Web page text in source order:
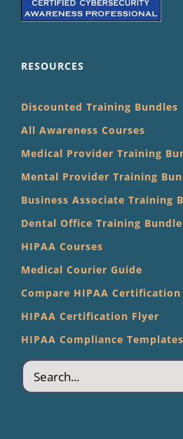
RESOURCES
Discounted Training Bundles
All Awareness Courses
Medical Provider Training
Mental Provider Training
Business Associate Training
Dental Office Training
HIPAA Courses
Medical Courier Guide
Compare HIPAA
HIPAA Certification Flyer
HIPAA Compliance
Search
for: